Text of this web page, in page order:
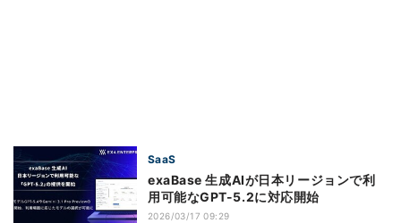
SaaS
exaBase 生成AIが日本リージョンで利
用可能なGPT-5.2に対応開始
2026/03/17 09:29